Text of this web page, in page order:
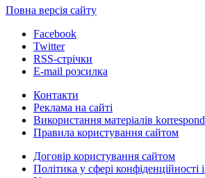
Повна версія сайту
Facebook
Twitter
RSS-стрічки
E-mail розсилка
Контакти
Реклама на сайті
Використання матеріалів
Правила користування сайтом
Договір користування сайтом
Політика у сфері